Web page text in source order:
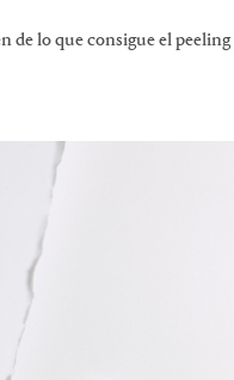
de lo que consigue el peeling